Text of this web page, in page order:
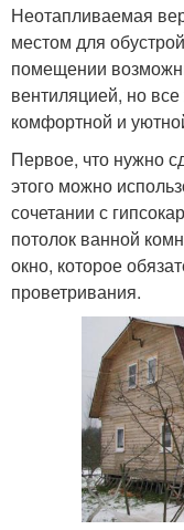
Неотапливаемая
местом для
помещении
вентиляцией, но
комфортной и
Первое, что нужно
этого можно
сочетании с
потолок ванной
окно, которое
проветривания.